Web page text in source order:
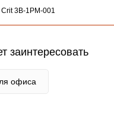
3B-1PM-001
заинтересовать
офиса